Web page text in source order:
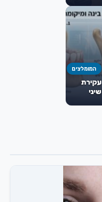
פה
ולסת
מומלץ
לניתוח
מורחב
המומלצים
עקירת
שיני
ומה
לדעת
מראש